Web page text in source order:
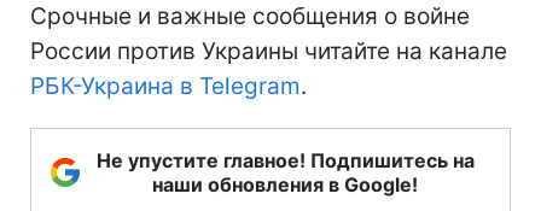
Срочные и важные сообщения о войне
России против Украины читайте на канале
РБК-Украина в Telegram.
Не упустите главное! Подпишитесь на
наши обновления в Google!